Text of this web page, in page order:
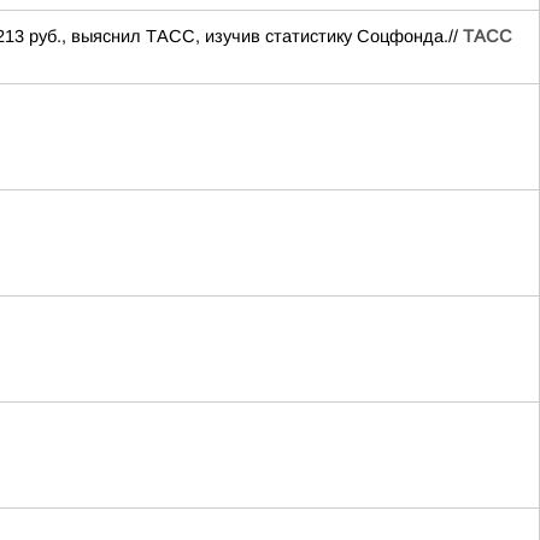
руб., выяснил ТАСС, изучив статистику Соцфонда.// ТАСС